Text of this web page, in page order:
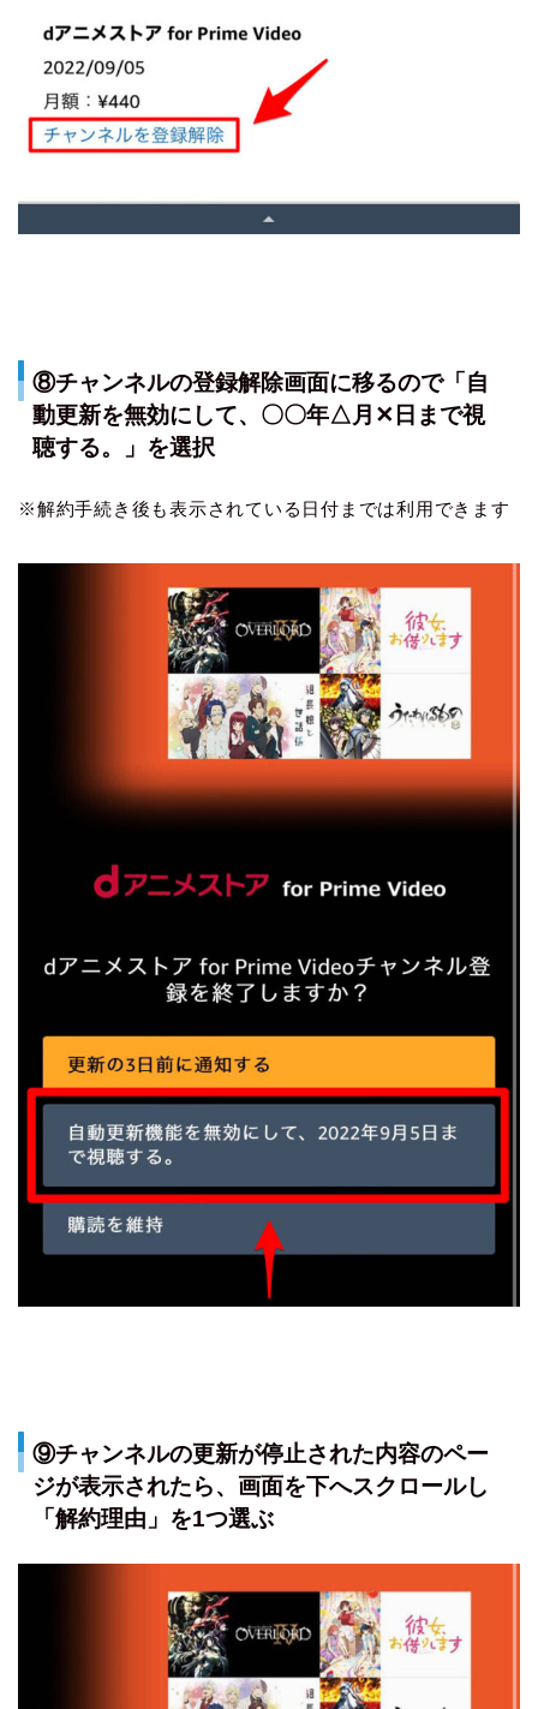
⑧チャンネルの登録解除画面に移るので「自
動更新を無効にして、〇〇年△月✕日まで視
聴する。」を選択
※解約手続き後も表示されている日付までは利用できます
⑨チャンネルの更新が停止された内容のペー
ジが表示されたら、画面を下へスクロールし
「解約理由」を1つ選ぶ